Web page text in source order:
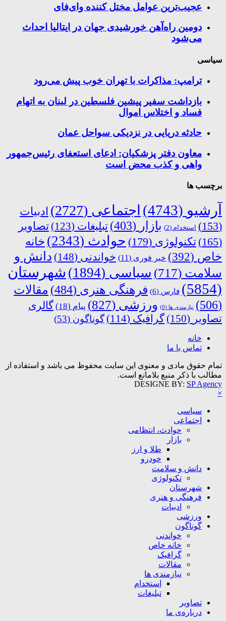
عجیب‌ترین عوامل مختل کننده وای‌فای
دومین راه‌آهن خورشیدی جهان در ایتالیا احداث
می‌شود
سیاسی
ترامپ: مذاکرات با تهران خوب پیش می‌رود
بازداشت سفیر پیشین فلسطین در لبنان به اتهام
فساد و اختلاس اموال
حادثه دریایی در نزدیکی سواحل عمان
معاون دفتر پزشکیان: ادعای استعفای رئیس‌جمهور
واهی و کذب محض است
برچسب ها
آرشیو (4743) اجتماعی (2727)
ادبیات
(153)
استخدام (2) بازار (403) تبلیغات (123)
تصاویر
(165)
تکنولوژی (179) حوادث (2343)
خانه
خاص (392) خبر فوری (11) خواندنی (148)
دانش و
سلامت (717) سیاسی (1894)
شهرستان
(5854)
فارس (6) فرهنگی هنری (484)
مقالات
(506)
نیازمندی ها (0) ورزشی (827) پیام (18)
گالری
تصاویر (150) گرافیک (114) گوناگون (53)
خانه
تماس با ما
تمام حقوق مادی و معنوی این سایت محفوظ می باشد و استفاده از
مطالب با ذکر منبع بلامانع است.
DESIGNE BY: SP Agency
×
سیاسی
اجتماعی
حوادث، انتظامی
بازار
طلا و ارز
خودرو
دانش و سلامت
تکنولوژی
شهرستان
فرهنگی و هنری
ادبیات
ورزشی
گوناگون
خواندنی
خانه خاص
گرافیک
مقالات
نیازمندی ها
استخدام
تبلیغات
تصاویر
درباره‌ی ما